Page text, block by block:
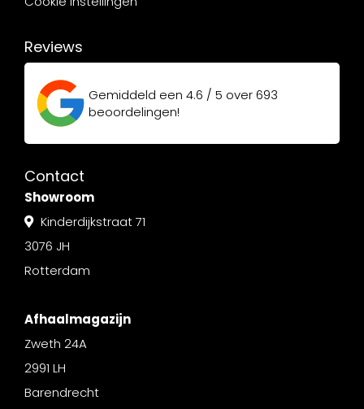
Reviews
Gemiddeld een 4.6 / 5 over693
beoordelingen!
Contact
Showroom
Kinderdijkstraat 71
3076 JH
Rotterdam
Afhaalmagazijn
Zweth 24A
2991 LH
Barendrecht